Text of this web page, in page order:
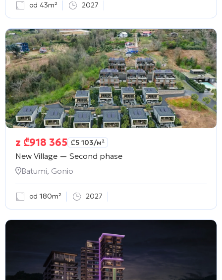
od 43m² 2027
z ₾918 365 ₾5 103/м²
New Village — Second phase
Batumi, Gonio
od 180m² 2027